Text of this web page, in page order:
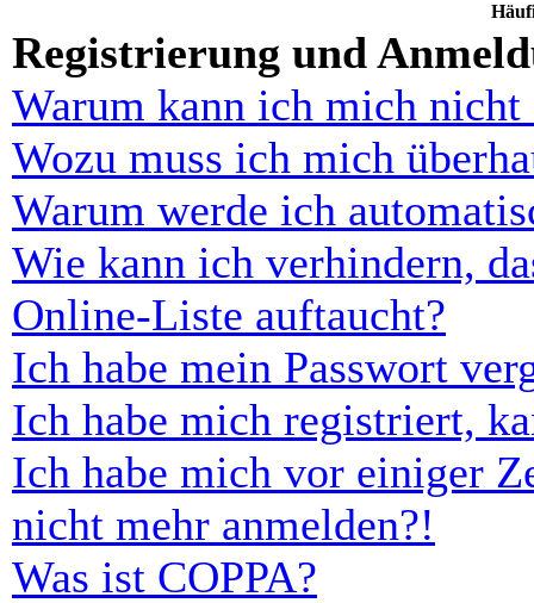
Registrierung und
Warum kann ich mich nicht
Wozu muss ich mich
Warum werde ich
Wie kann ich verhindern,
Online-Liste auftaucht?
Ich habe mein Passwort
Ich habe mich registriert,
Ich habe mich vor einiger
nicht mehr anmelden?!
Was ist COPPA?